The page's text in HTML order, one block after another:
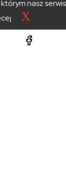
nasz serwis
X